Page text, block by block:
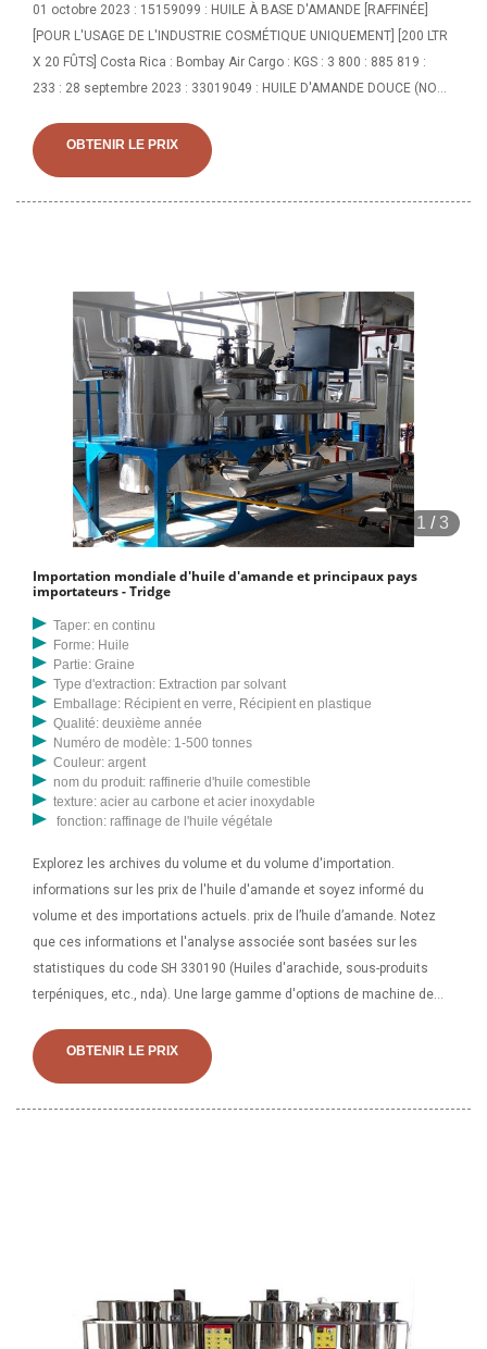
01 octobre 2023 : 15159099 : HUILE À BASE D'AMANDE [RAFFINÉE]
[POUR L'USAGE DE L'INDUSTRIE COSMÉTIQUE UNIQUEMENT] [200 LTR
X 20 FÛTS] Costa Rica : Bombay Air Cargo : KGS : 3 800 : 885 819 :
233 : 28 septembre 2023 : 33019049 : HUILE D'AMANDE DOUCE (NON
Pays Port de déchargement Unité Quantité Valeur (INR) Par unité (INR)
22 novembre 2023 : 33029090 (ÉCHANTILLON DE PARFUM) AMANDES
OBTENIR LE PRIX
1 /3
Importation mondiale d'huile d'amande et principaux pays
importateurs - Tridge
Taper: en continu
Forme: Huile
Partie: Graine
Type d'extraction: Extraction par solvant
Emballage: Récipient en verre, Récipient en plastique
Qualité: deuxième année
Numéro de modèle: 1-500 tonnes
Couleur: argent
nom du produit: raffinerie d'huile comestible
texture: acier au carbone et acier inoxydable
fonction: raffinage de l'huile végétale
Explorez les archives du volume et du volume d'importation.
informations sur les prix de l'huile d'amande et soyez informé du
volume et des importations actuels. prix de l’huile d’amande. Notez
que ces informations et l'analyse associée sont basées sur les
statistiques du code SH 330190 (Huiles d'arachide, sous-produits
terpéniques, etc., nda). Une large gamme d'options de machine de
disponibles. Vous pouvez également choisir parmi une machine de
traitement de l'huile d'amande du Vietnam, de la France, ainsi qu'une
OBTENIR LE PRIX